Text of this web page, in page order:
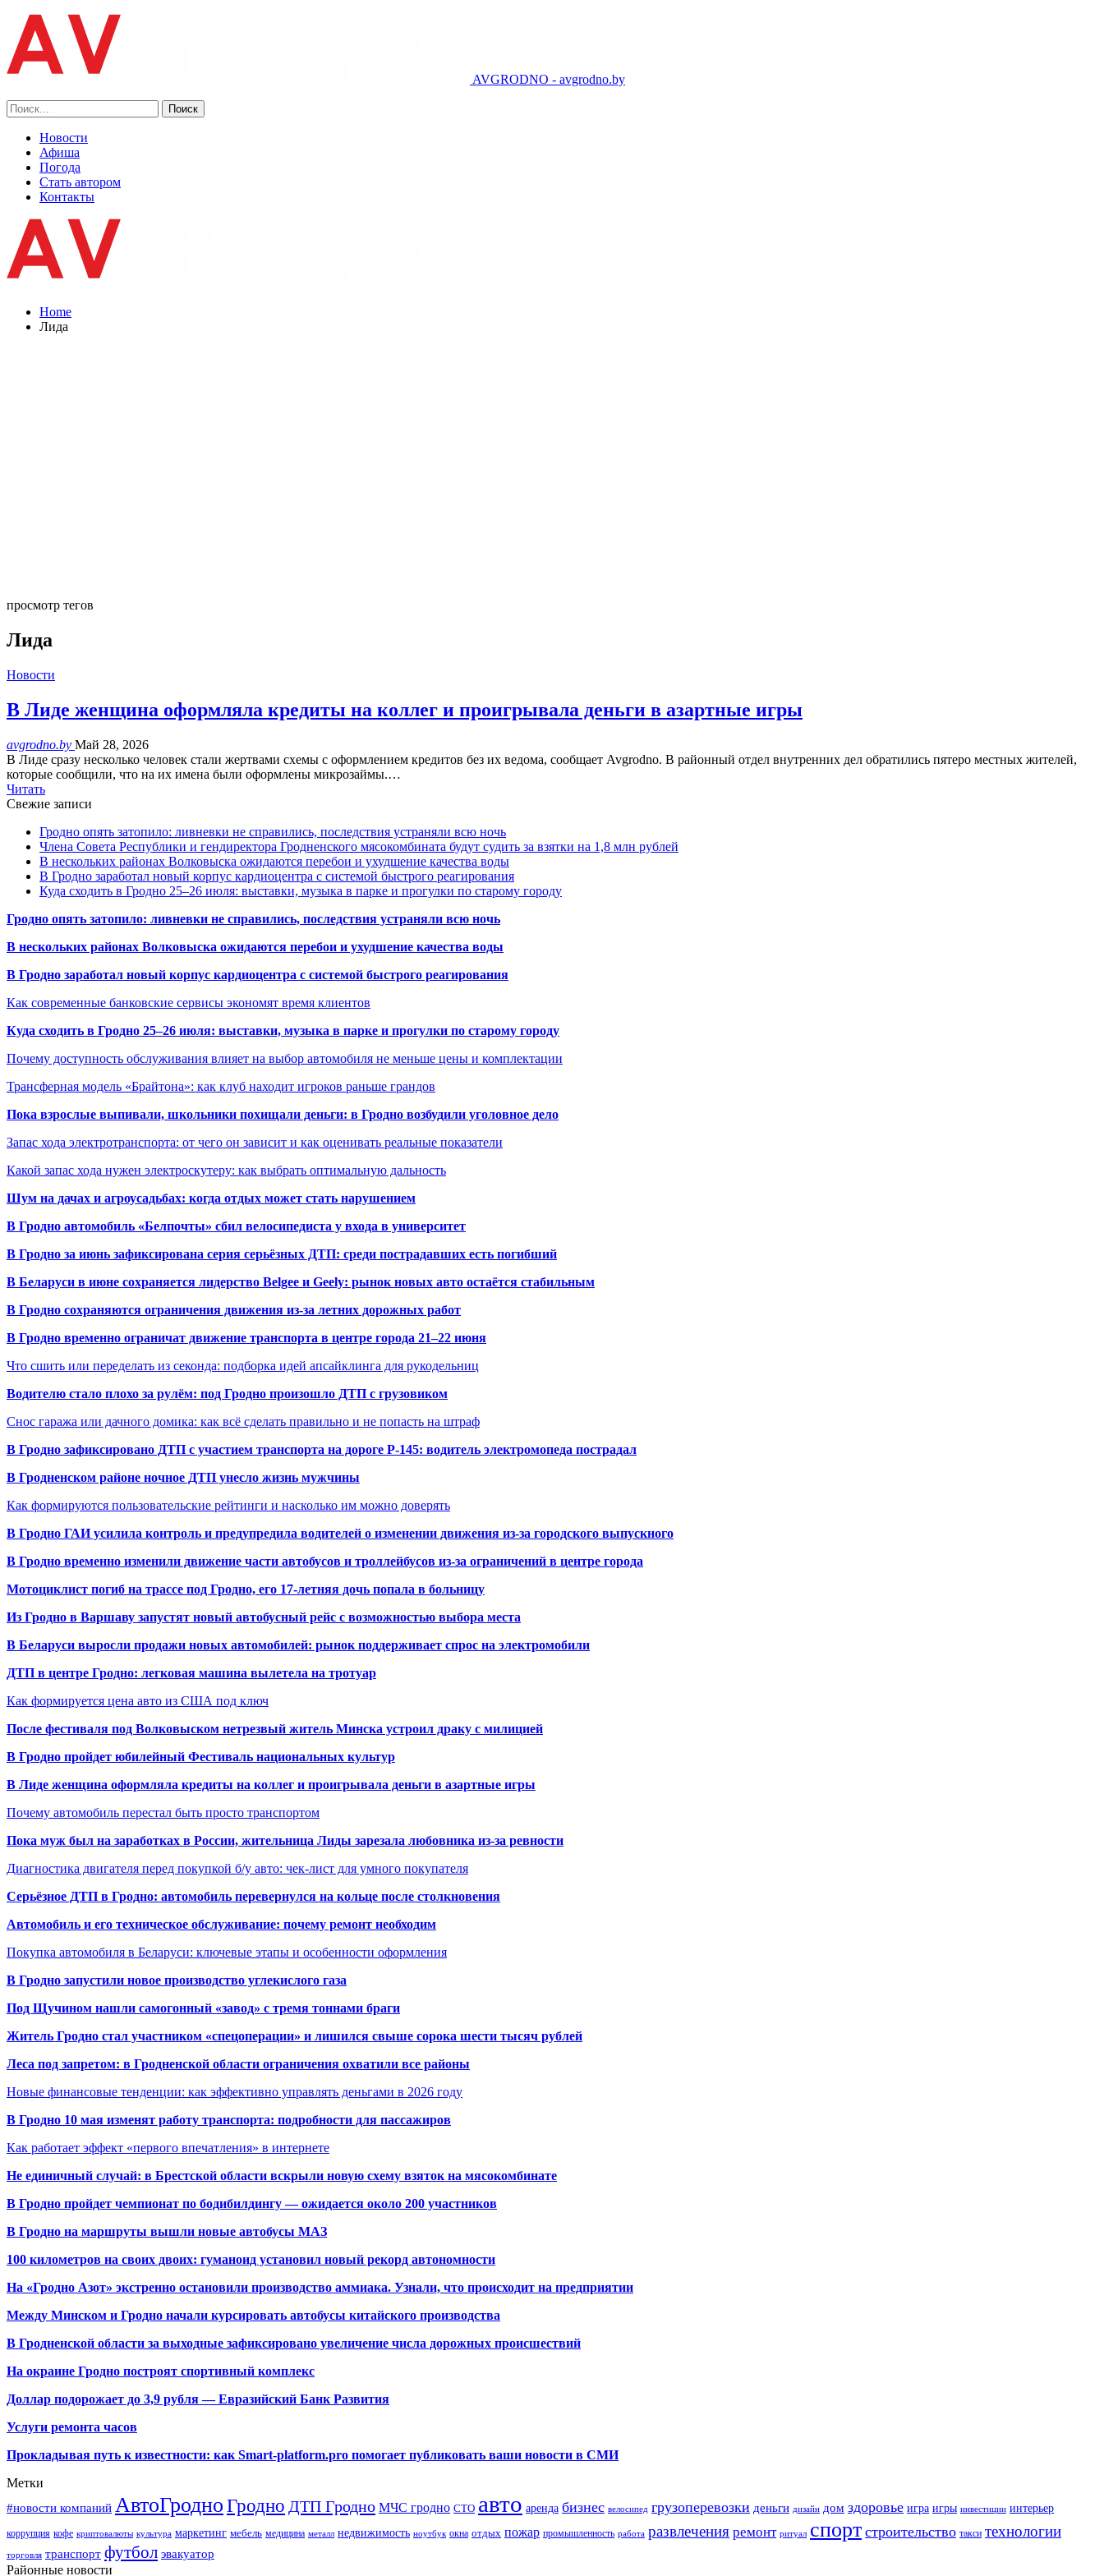
AVGRODNO - avgrodno.by
Новости
Афиша
Погода
Стать автором
Контакты
Home
Лида
просмотр тегов
Лида
Новости
В Лиде женщина оформляла кредиты на коллег и проигрывала деньги в азартные игры
avgrodno.by Май 28, 2026
В Лиде сразу несколько человек стали жертвами схемы с оформлением кредитов без их ведома, сообщает Avgrodno. В районный отдел внутренних дел обратились пятеро местных жителей,
которые сообщили, что на их имена были оформлены микрозаймы.…
Читать
Свежие записи
Гродно опять затопило: ливневки не справились, последствия устраняли всю ночь
Члена Совета Республики и гендиректора Гродненского мясокомбината будут судить за взятки на 1,8 млн рублей
В нескольких районах Волковыска ожидаются перебои и ухудшение качества воды
В Гродно заработал новый корпус кардиоцентра с системой быстрого реагирования
Куда сходить в Гродно 25–26 июля: выставки, музыка в парке и прогулки по старому городу
Гродно опять затопило: ливневки не справились, последствия устраняли всю ночь
В нескольких районах Волковыска ожидаются перебои и ухудшение качества воды
В Гродно заработал новый корпус кардиоцентра с системой быстрого реагирования
Как современные банковские сервисы экономят время клиентов
Куда сходить в Гродно 25–26 июля: выставки, музыка в парке и прогулки по старому городу
Почему доступность обслуживания влияет на выбор автомобиля не меньше цены и комплектации
Трансферная модель «Брайтона»: как клуб находит игроков раньше грандов
Пока взрослые выпивали, школьники похищали деньги: в Гродно возбудили уголовное дело
Запас хода электротранспорта: от чего он зависит и как оценивать реальные показатели
Какой запас хода нужен электроскутеру: как выбрать оптимальную дальность
Шум на дачах и агроусадьбах: когда отдых может стать нарушением
В Гродно автомобиль «Белпочты» сбил велосипедиста у входа в университет
В Гродно за июнь зафиксирована серия серьёзных ДТП: среди пострадавших есть погибший
В Беларуси в июне сохраняется лидерство Belgee и Geely: рынок новых авто остаётся стабильным
В Гродно сохраняются ограничения движения из-за летних дорожных работ
В Гродно временно ограничат движение транспорта в центре города 21–22 июня
Что сшить или переделать из секонда: подборка идей апсайклинга для рукодельниц
Водителю стало плохо за рулём: под Гродно произошло ДТП с грузовиком
Снос гаража или дачного домика: как всё сделать правильно и не попасть на штраф
В Гродно зафиксировано ДТП с участием транспорта на дороге Р-145: водитель электромопеда пострадал
В Гродненском районе ночное ДТП унесло жизнь мужчины
Как формируются пользовательские рейтинги и насколько им можно доверять
В Гродно ГАИ усилила контроль и предупредила водителей о изменении движения из-за городского выпускного
В Гродно временно изменили движение части автобусов и троллейбусов из-за ограничений в центре города
Мотоциклист погиб на трассе под Гродно, его 17-летняя дочь попала в больницу
Из Гродно в Варшаву запустят новый автобусный рейс с возможностью выбора места
В Беларуси выросли продажи новых автомобилей: рынок поддерживает спрос на электромобили
ДТП в центре Гродно: легковая машина вылетела на тротуар
Как формируется цена авто из США под ключ
После фестиваля под Волковыском нетрезвый житель Минска устроил драку с милицией
В Гродно пройдет юбилейный Фестиваль национальных культур
В Лиде женщина оформляла кредиты на коллег и проигрывала деньги в азартные игры
Почему автомобиль перестал быть просто транспортом
Пока муж был на заработках в России, жительница Лиды зарезала любовника из-за ревности
Диагностика двигателя перед покупкой б/у авто: чек-лист для умного покупателя
Серьёзное ДТП в Гродно: автомобиль перевернулся на кольце после столкновения
Автомобиль и его техническое обслуживание: почему ремонт необходим
Покупка автомобиля в Беларуси: ключевые этапы и особенности оформления
В Гродно запустили новое производство углекислого газа
Под Щучином нашли самогонный «завод» с тремя тоннами браги
Житель Гродно стал участником «спецоперации» и лишился свыше сорока шести тысяч рублей
Леса под запретом: в Гродненской области ограничения охватили все районы
Новые финансовые тенденции: как эффективно управлять деньгами в 2026 году
В Гродно 10 мая изменят работу транспорта: подробности для пассажиров
Как работает эффект «первого впечатления» в интернете
Не единичный случай: в Брестской области вскрыли новую схему взяток на мясокомбинате
В Гродно пройдет чемпионат по бодибилдингу — ожидается около 200 участников
В Гродно на маршруты вышли новые автобусы МАЗ
100 километров на своих двоих: гуманоид установил новый рекорд автономности
На «Гродно Азот» экстренно остановили производство аммиака. Узнали, что происходит на предприятии
Между Минском и Гродно начали курсировать автобусы китайского производства
В Гродненской области за выходные зафиксировано увеличение числа дорожных происшествий
На окраине Гродно построят спортивный комплекс
Доллар подорожает до 3,9 рубля — Евразийский Банк Развития
Услуги ремонта часов
Прокладывая путь к известности: как Smart-platform.pro помогает публиковать ваши новости в СМИ
Метки
#новости компаний АвтоГродноГродно ДТП Гродно МЧС гродно СТО авто аренда бизнес велосипед грузоперевозки деньги дизайн дом здоровье игра игры инвестиции интерьер
коррупция кофе криптовалюты культура маркетинг мебель медицина металл недвижимость ноутбук окна отдых пожар промышленность работа развлечения ремонт ритуал спорт строительство такси технологии
торговля транспорт футбол эвакуатор
Районные новости